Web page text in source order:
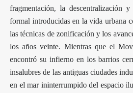
fragmentación, la descentralización y
formal introducidas en la vida urbana
las técnicas de zonificación y los
los años veinte. Mientras que el
encontró su infierno en los barrios
insalubres de las antiguas ciudades
en el mar ininterrumpido del espacio